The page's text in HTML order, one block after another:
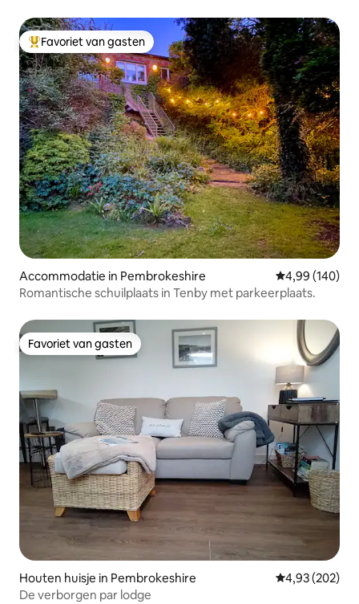
Topfavoriet van gasten
Favoriet van gasten
Accommodatie in Pembrokeshire Gemiddelde
4,99 (140)
Romantische schuilplaats in Tenby met parkeerplaats.
Favoriet van gasten
Favoriet van gasten
Houten huisje in Pembrokeshire Gemiddelde
4,93 (202)
De verborgen par lodge